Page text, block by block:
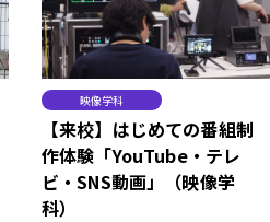
映像学科
【来校】はじめての番組制
作体験「YouTube・テレ
ビ・SNS動画」（映像学
科）